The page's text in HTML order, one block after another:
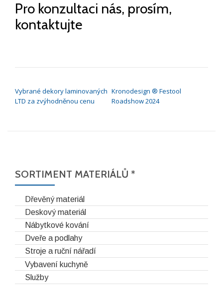
Pro konzultaci nás, prosím,
kontaktujte
Vybrané dekory laminovaných
LTD za zvýhodněnou cenu
Kronodesign ® Festool
Roadshow 2024
SORTIMENT MATERIÁLŮ *
Dřevěný materiál
Deskový materiál
Nábytkové kování
Dveře a podlahy
Stroje a ruční nářadí
Vybavení kuchyně
Služby